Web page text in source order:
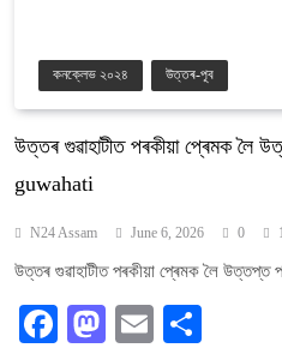
কনক্লেভ ২০২৪ উত্তৰ-পূব
উত্তৰ গুৱাহাটীত পৰকীয়া প্ৰেমক লৈ
guwahati
N24 Assam June 6, 2026 0
উত্তৰ গুৱাহাটীত পৰকীয়া প্ৰেমক লৈ
Facebook
Mastodon
Email